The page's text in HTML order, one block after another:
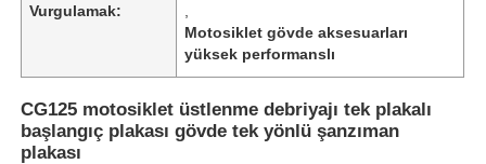
Vurgulamak:
Motosiklet gövde aksesuarları
yüksek performanslı
CG125 motosiklet üstlenme debriyajı tek plakalı
başlangıç plakası gövde tek yönlü şanzıman
plakası